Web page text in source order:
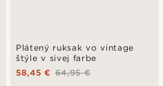
Plátený ruksak vo vintage
štýle v sivej farbe
64,95 €
58,45 €